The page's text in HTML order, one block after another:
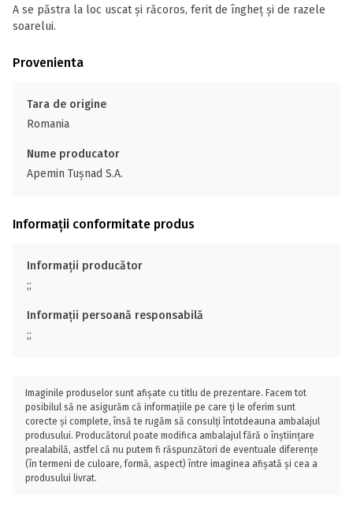
A se păstra la loc uscat și răcoros, ferit de îngheț și de razele
soarelui.
Provenienta
Tara de origine
Romania
Nume producator
Apemin Tușnad S.A.
Informații conformitate produs
Informații producător
;;
Informații persoană responsabilă
;;
Imaginile produselor sunt afișate cu titlu de prezentare. Facem tot
posibilul să ne asigurăm că informațiile pe care ți le oferim sunt
corecte și complete, însă te rugăm să consulți întotdeauna ambalajul
produsului. Producătorul poate modifica ambalajul fără o înștiințare
prealabilă, astfel că nu putem fi răspunzători de eventuale diferențe
(în termeni de culoare, formă, aspect) între imaginea afișată și cea a
produsului livrat.